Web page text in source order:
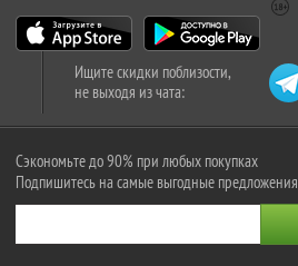
Ищите скидки поблизости,
не выходя из чата:
Сэкономьте до 90% при любых покупках
Подпишитесь на самые выгодные предложения